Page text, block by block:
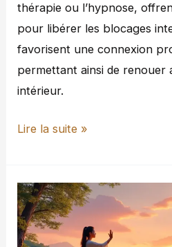
thérapie ou l’hypnose,
pour libérer les blocages
favorisent une connexion
permettant ainsi de renouer
intérieur.
Lire la suite »
L’harmonie
essentielle
entre